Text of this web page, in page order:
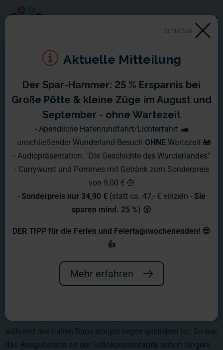
Montag, 24.20. - Sonntag,
30.10.2016
Das Wunderland wird herausgeputzt!
Man merkt jeden Tag beim Gang durch die Werkstätten, dass
während des Italien-Baus einiges liegen geblieben ist. So war
das Ausgabefach an der Schokoladenfabrik schon längere
Schließen
Aktuelle Mitteilung
Der Spar-Hammer: 25 % Ersparnis bei
Große Pötte & kleine Züge im August und
September - ohne Wartezeit
- Abendliche Hafenrundfahrt/Lichterfahrt 🛥️
- anschließender Wunderland-Besuch OHNE Wartezeit 🚂
- Audiopräsentation: "Die Geschichte des Wunderlandes"
- Currywurst und Pommes mit Getränk zum Sonderpreis
von 9,00 € 🍟
- Sonderpreis nur 34,90 € (statt ca. 47,- € einzeln - Sie
sparen mind. 25 %) 😮
DER TIPP für die Ferien und Feiertagswochenenden! 😎
👍
Mehr erfahren